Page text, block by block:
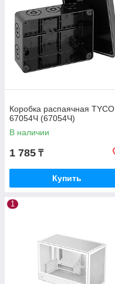
Коробка распаячная TYCO
67054Ч (67054Ч)
В наличии
1 785 ₸
Купить
1